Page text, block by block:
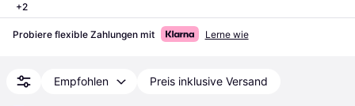
+2
Probiere flexible Zahlungen mit Lerne wie
Empfohlen Preis inklusive Versand